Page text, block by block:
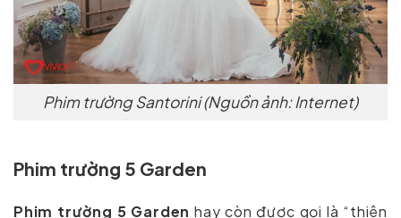
Phim trường Santorini (Nguồn ảnh: Internet)
Phim trường 5 Garden
Phim trường 5 Garden hay còn được gọi là “thiên